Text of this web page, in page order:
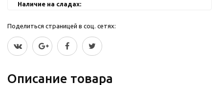
Наличие на сладах:
Поделиться страницей в соц. сетях:
Описание товара